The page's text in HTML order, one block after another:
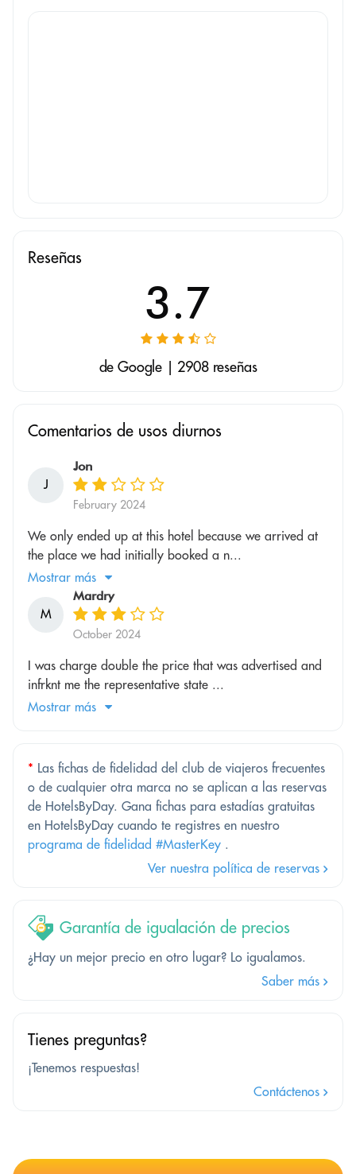
Reseñas
3.7
de Google | 2908 reseñas
Comentarios de usos diurnos
J
Jon
February 2024
We only ended up at this hotel because we arrived at
the place we had initially booked a n...
Mostrar más
M
Mardry
October 2024
I was charge double the price that was advertised and
infrknt me the representative state ...
Mostrar más
* Las fichas de fidelidad del club de viajeros frecuentes
o de cualquier otra marca no se aplican a las reservas
de HotelsByDay. Gana fichas para estadías gratuitas
en HotelsByDay cuando te registres en nuestro
programa de fidelidad #MasterKey .
Ver nuestra política de reservas
Garantía de igualación de precios
¿Hay un mejor precio en otro lugar? Lo igualamos.
Saber más
Tienes preguntas?
¡Tenemos respuestas!
Contáctenos